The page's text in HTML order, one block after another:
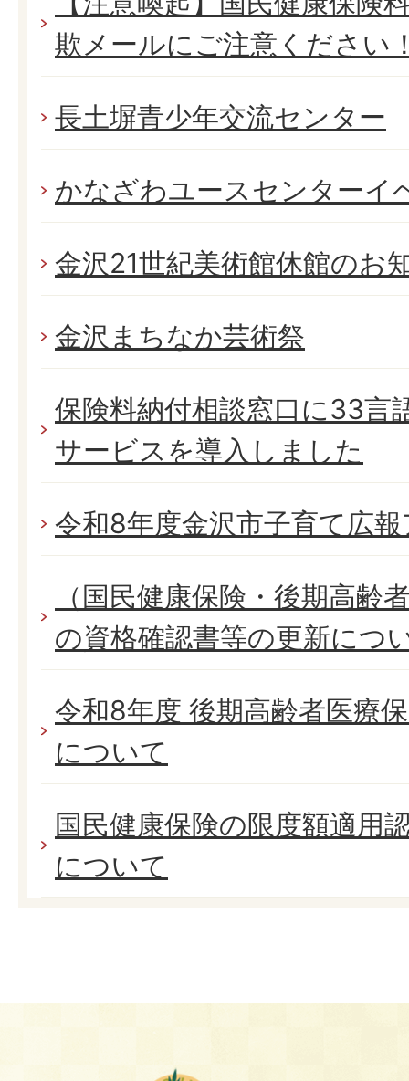
欺メールにご注意ください
長土塀青少年交流センター
かなざわユースセンターイ
金沢21世紀美術館休館のお
金沢まちなか芸術祭
保険料納付相談窓口に33言
サービスを導入しました
令和8年度金沢市子育て広
（国民健康保険・後期高齢
の資格確認書等の更新につ
令和8年度 後期高齢者医療
について
国民健康保険の限度額適用
について